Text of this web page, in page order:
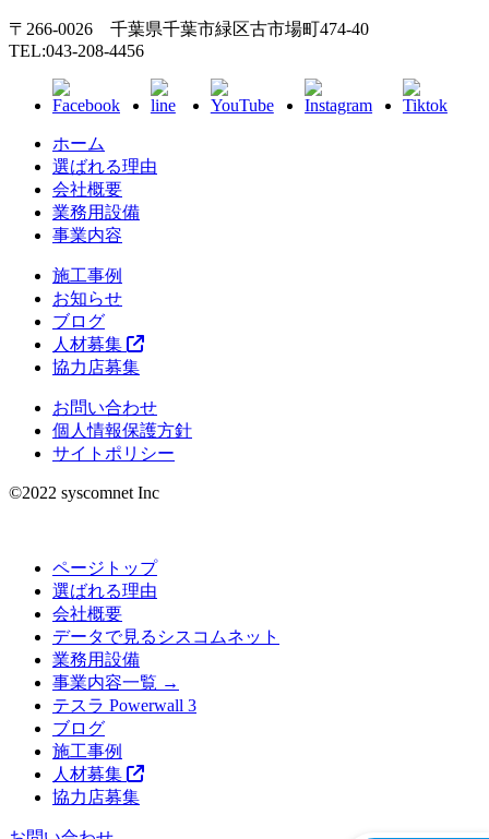
〒266-0026 千葉県千葉市緑区古市場町474-40
TEL:043-208-4456
ホーム
選ばれる理由
会社概要
業務用設備
事業内容
施工事例
お知らせ
ブログ
人材募集
協力店募集
お問い合わせ
個人情報保護方針
サイトポリシー
©︎2022 syscomnet Inc
ページトップ
選ばれる理由
会社概要
データで見るシスコムネット
業務用設備
事業内容一覧 →
テスラ Powerwall 3
ブログ
施工事例
人材募集
協力店募集